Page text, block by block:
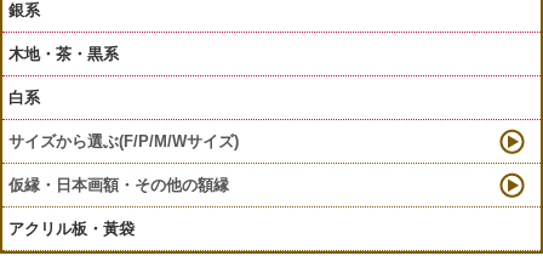
銀系
木地・茶・黒系
白系
サイズから選ぶ(F/P/M/Wサイズ)
仮縁・日本画額・その他の額縁
アクリル板・黃袋